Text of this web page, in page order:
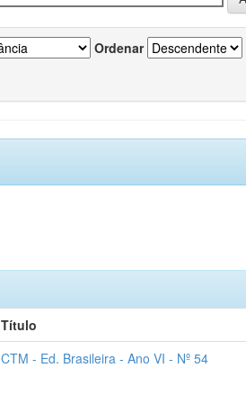
Ordenar
Título
CTM - Ed. Brasileira - Ano VI - Nº 54